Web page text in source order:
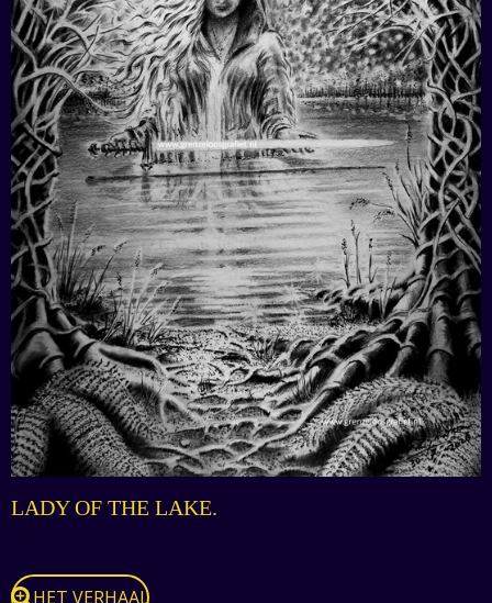
LADY OF THE LAKE.
HET VERHAAL